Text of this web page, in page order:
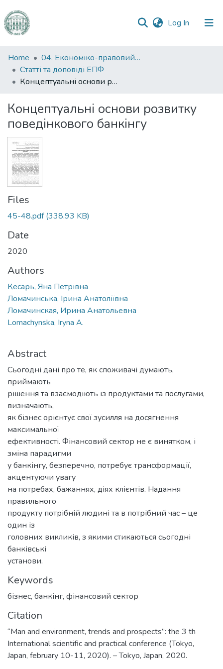
Log In (current)
Communities
&
Collections
Statistics
Home
04. Економіко-правовий факультет
Статті та доповіді ЕПФ
Концептуальні основи розвитку поведінкового банкінгу
Концептуальні основи розвитку
поведінкового банкінгу
Files
45-48.pdf(338.93 KB)
Date
2020
Authors
Кесарь, Яна Петрівна
Ломачинська, Ірина Анатоліївна
Ломачинская, Ирина Анатольевна
Lomachynska, Iryna A.
Abstract
Сьогодні дані про те, як споживачі думають,
приймають
рішення та взаємодіють із продуктами та послугами,
визначають,
як бізнес орієнтує свої зусилля на досягнення
максимальної
ефективності. Фінансовий сектор не є винятком, і
зміна парадигми
у банкінгу, безперечно, потребує трансформації,
акцентуючи увагу
на потребах, бажаннях, діях клієнтів. Надання
правильного
продукту потрібній людині та в потрібний час – це
один із
головних викликів, з якими стикаються сьогодні
банківські
установи.
Keywords
бізнес, банкінг, фінансовий сектор
Citation
“Man and environment, trends and prospects”: the 3 th
International scientific and practical conference (Tokyo,
Japan, february 10-11, 2020). – Tokyo, Japan, 2020.